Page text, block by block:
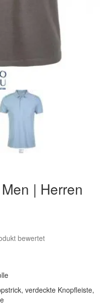
| Herren
bewertet
verdeckte Knopfleiste,